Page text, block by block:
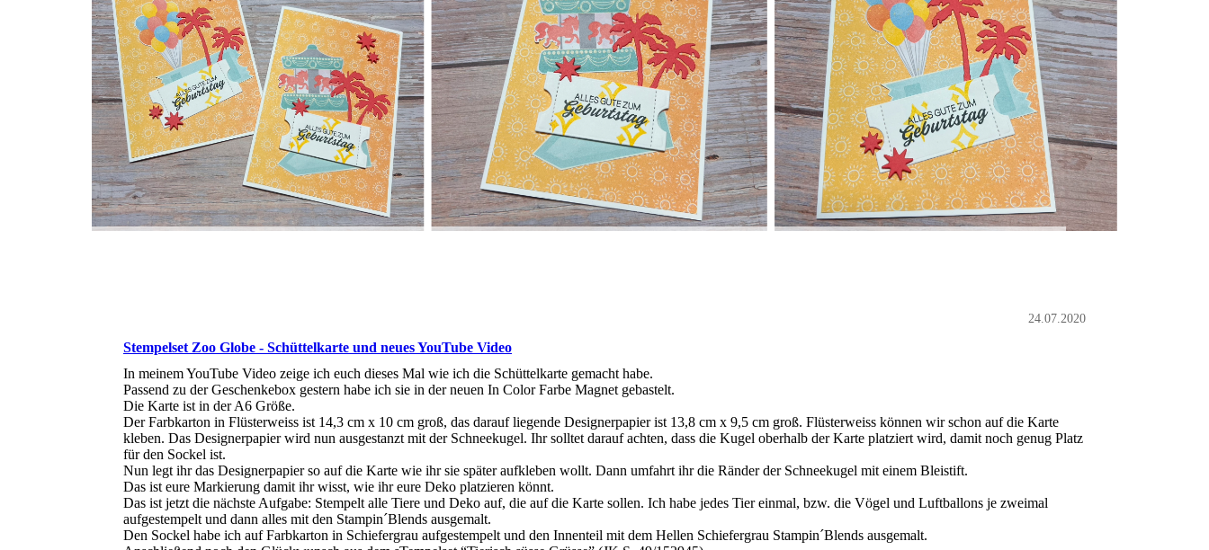
24.07.2020
Stempelset Zoo Globe - Schüttelkarte und neues YouTube Video
In meinem YouTube Video zeige ich euch dieses Mal wie ich die Schüttelkarte gemacht habe.
Passend zu der Geschenkebox gestern habe ich sie in der neuen In Color Farbe Magnet gebastelt.
Die Karte ist in der A6 Größe.
Der Farbkarton in Flüsterweiss ist 14,3 cm x 10 cm groß, das darauf liegende Designerpapier ist 13,8 cm x 9,5 cm groß. Flüsterweiss können wir schon auf die Karte
kleben. Das Designerpapier wird nun ausgestanzt mit der Schneekugel. Ihr solltet darauf achten, dass die Kugel oberhalb der Karte platziert wird, damit noch genug Platz
für den Sockel ist.
Nun legt ihr das Designerpapier so auf die Karte wie ihr sie später aufkleben wollt. Dann umfahrt ihr die Ränder der Schneekugel mit einem Bleistift.
Das ist eure Markierung damit ihr wisst, wie ihr eure Deko platzieren könnt.
Das ist jetzt die nächste Aufgabe: Stempelt alle Tiere und Deko auf, die auf die Karte sollen. Ich habe jedes Tier einmal, bzw. die Vögel und Luftballons je zweimal
aufgestempelt und dann alles mit den Stampin´Blends ausgemalt.
Den Sockel habe ich auf Farbkarton in Schiefergrau aufgestempelt und den Innenteil mit dem Hellen Schiefergrau Stampin´Blends ausgemalt.